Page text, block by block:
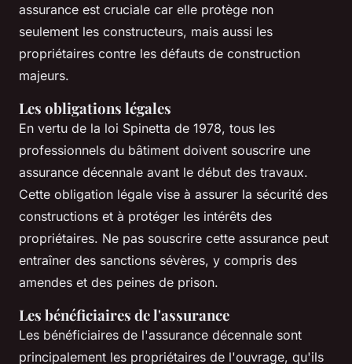
assurance est cruciale car elle protège non
seulement les constructeurs, mais aussi les
propriétaires contre les défauts de construction
majeurs.
Les obligations légales
En vertu de la loi Spinetta de 1978, tous les
professionnels du bâtiment doivent souscrire une
assurance décennale avant le début des travaux.
Cette obligation légale vise à assurer la sécurité des
constructions et à protéger les intérêts des
propriétaires. Ne pas souscrire cette assurance peut
entraîner des sanctions sévères, y compris des
amendes et des peines de prison.
Les bénéficiaires de l'assurance
Les bénéficiaires de l'assurance décennale sont
principalement les propriétaires de l'ouvrage, qu'ils